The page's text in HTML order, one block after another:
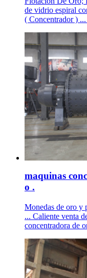
de vidrio espiral
( Concentrador )
maquinas
o .
Monedas de oro y
... Caliente venta
concentradora de